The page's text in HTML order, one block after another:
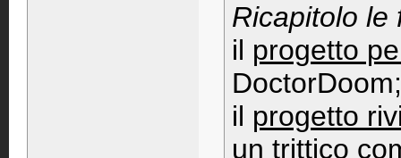
Ricapitolo le
il progetto
DoctorDoom;
il progetto
un trittico